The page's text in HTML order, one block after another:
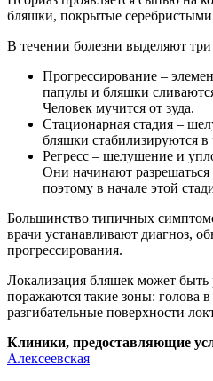
бляшки, покрытые
В течении болезни выделяют три
Прогрессирование –
папулы и бляшки
Человек мучится от зуда.
Стационарная стадия –
бляшки стабилизируются в
Регресс – шелушение и
Они начинают
поэтому в начале этой
Большинство типичных
врачи устанавливают диагноз,
прогрессирования.
Локализация бляшек может быть
поражаются такие зоны: голова в
разгибательные поверхности
Клиники, предоставляющие
Алексеевская